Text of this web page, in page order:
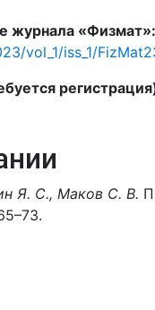
журнала «Физмат»:
vol_1/iss_1/
Я. С., Маков С. В.